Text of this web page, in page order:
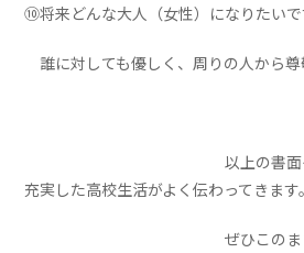
⑩将来どんな大人（女性）になりたいで
誰に対しても優しく、周りの人から尊
以上の書面インタビ
充実した高校生活がよく伝わってきます。
ぜひこのまま努力を